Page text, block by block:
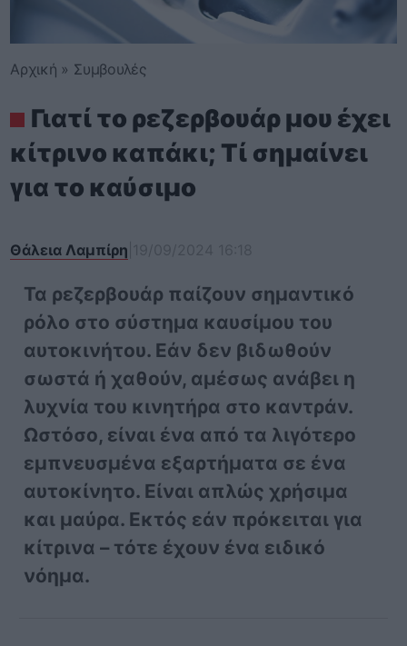
Αρχική » Συμβουλές
Γιατί το ρεζερβουάρ μου έχει
κίτρινο καπάκι; Τί σημαίνει
για το καύσιμο
Θάλεια Λαμπίρη
Τα ρεζερβουάρ παίζουν σημαντικό
ρόλο στο σύστημα καυσίμου του
αυτοκινήτου. Εάν δεν βιδωθούν
σωστά ή χαθούν, αμέσως ανάβει η
λυχνία του κινητήρα στο καντράν.
Ωστόσο, είναι ένα από τα λιγότερο
εμπνευσμένα εξαρτήματα σε ένα
αυτοκίνητο. Είναι απλώς χρήσιμα
και μαύρα. Εκτός εάν πρόκειται για
κίτρινα – τότε έχουν ένα ειδικό
νόημα.